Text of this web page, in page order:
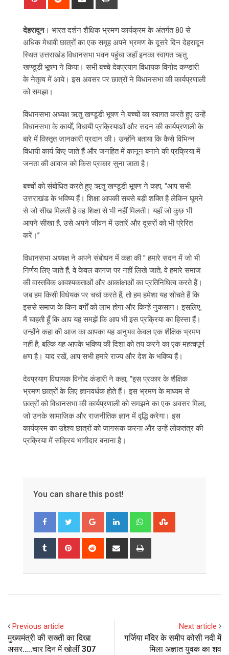
देहरादून। भारत दर्शन शैक्षिक भ्रमण कार्यक्रम के अंतर्गत 80 से
अधिक मेधावी छात्रों का एक समूह अपने भ्रमण के दूसरे दिन देहरादून
स्थित उत्तराखंड विधानसभा भवन पहुंचा जहाँ इनका स्वागत ऋतु
खण्डूडी भूषण ने किया। सभी बच्चे देवप्रयाग विधायक विनोद कण्डारी
के नेतृत्व में आये। इस अवसर पर छात्रों ने विधानसभा की कार्यप्रणाली
को समझा।
विधानसभा अध्यक्ष ऋतु खण्डूडी भूषण ने बच्चों का स्वागत करते हुए उन्हें
विधानसभा के कार्यों, विधायी प्रक्रियाओं और सदन की कार्यप्रणाली के
बारे में विस्तृत जानकारी प्रदान की। उन्होंने बताया कि कैसे विभिन्न
विधायी कार्य किए जाते हैं और जनहित में कानून बनाने की प्रक्रिया में
जनता की आवाज को किस प्रकार सुना जाता है।
बच्चों को संबोधित करते हुए ऋतु खण्डूडी भूषण ने कहा, “आप सभी
उत्तराखंड के भविष्य हैं। शिक्षा आपकी सबसे बड़ी शक्ति है लेकिन घूमने
से जो सीख मिलती है वह शिक्षा से भी नहीं मिलती। यहाँ जो कुछ भी
आपने सीखा है, उसे अपने जीवन में उतारें और दूसरों को भी प्रेरित
करें।”
विधानसभा अध्यक्ष ने अपने संबोधन में कहा की ” हमारे सदन में जो भी
निर्णय लिए जाते हैं, वे केवल कागज पर नहीं लिखे जाते; वे हमारे समाज
की वास्तविक आवश्यकताओं और आकांक्षाओं का प्रतिनिधित्व करते हैं।
जब हम किसी विधेयक पर चर्चा करते हैं, तो हम हमेशा यह सोचते हैं कि
इससे समाज के किन वर्गों को लाभ होगा और किन्हें नुकसान। इसलिए,
मैं चाहती हूँ कि आप यह समझें कि आप भी इस प्रक्रिया का हिस्सा हैं।
उन्होंने कहा की आज का आपका यह अनुभव केवल एक शैक्षिक भ्रमण
नहीं है, बल्कि यह आपके भविष्य की दिशा को तय करने का एक महत्वपूर्ण
क्षण है। याद रखें, आप सभी हमारे राज्य और देश के भविष्य हैं।
देवप्रयाग विधायक विनोद कंडारी ने कहा, “इस प्रकार के शैक्षिक
भ्रमण छात्रों के लिए ज्ञानवर्धक होते हैं। इस भ्रमण के माध्यम से
छात्रों को विधानसभा की कार्यप्रणाली को समझने का एक अवसर मिला,
जो उनके सामाजिक और राजनीतिक ज्ञान में वृद्धि करेगा। इस
कार्यक्रम का उद्देश्य छात्रों को जागरूक करना और उन्हें लोकतंत्र की
प्रक्रिया में सक्रिय भागीदार बनाना है।
You can share this post!
Google+ LinkedIn Whatsapp
Tumblr Pinterest Reddit
Share
Previous article
मुख्यमंत्री की सख्ती का दिखा
असर…..चार दिन में खोलीं 307
Next article
गर्जिया मंदिर के समीप कोसी नदी में
मिला अज्ञात युवक का शव